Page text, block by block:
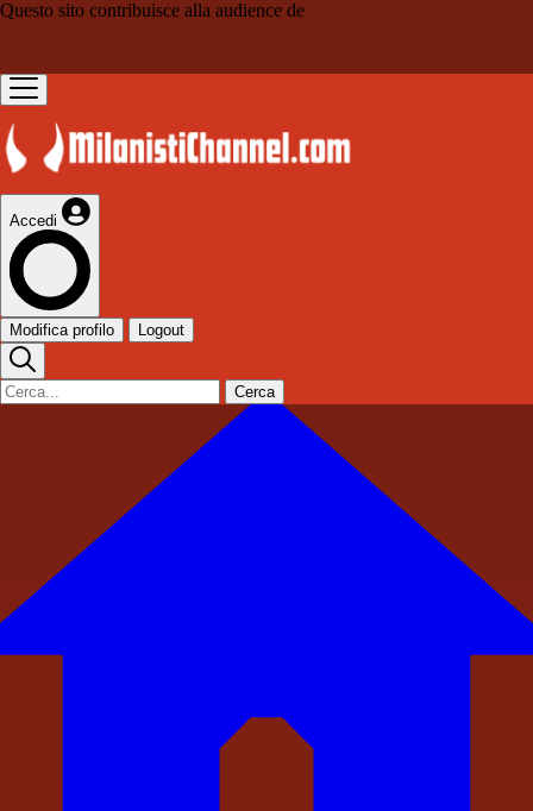
Questo sito contribuisce alla audience de
Accedi
Modifica profilo Logout
Cerca